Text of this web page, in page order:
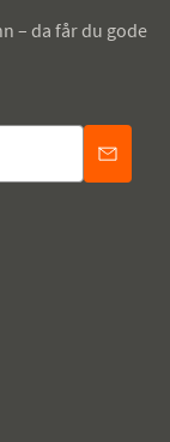
– da får du gode